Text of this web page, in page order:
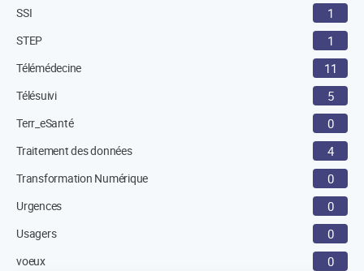
SSI 1
STEP 1
Télémédecine 11
Télésuivi 5
Terr_eSanté 0
Traitement des données 4
Transformation Numérique 0
Urgences 0
Usagers 0
voeux 0